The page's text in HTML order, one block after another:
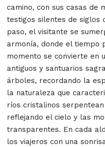
camino, con sus casas de
testigos silentes de siglos
paso, el visitante se
armonía, donde el tiempo
momento se convierte en
antiguos y santuarios
árboles, recordando la
la naturaleza que
ríos cristalinos
reflejando el cielo y las
transparentes. En cada
los viajeros con una